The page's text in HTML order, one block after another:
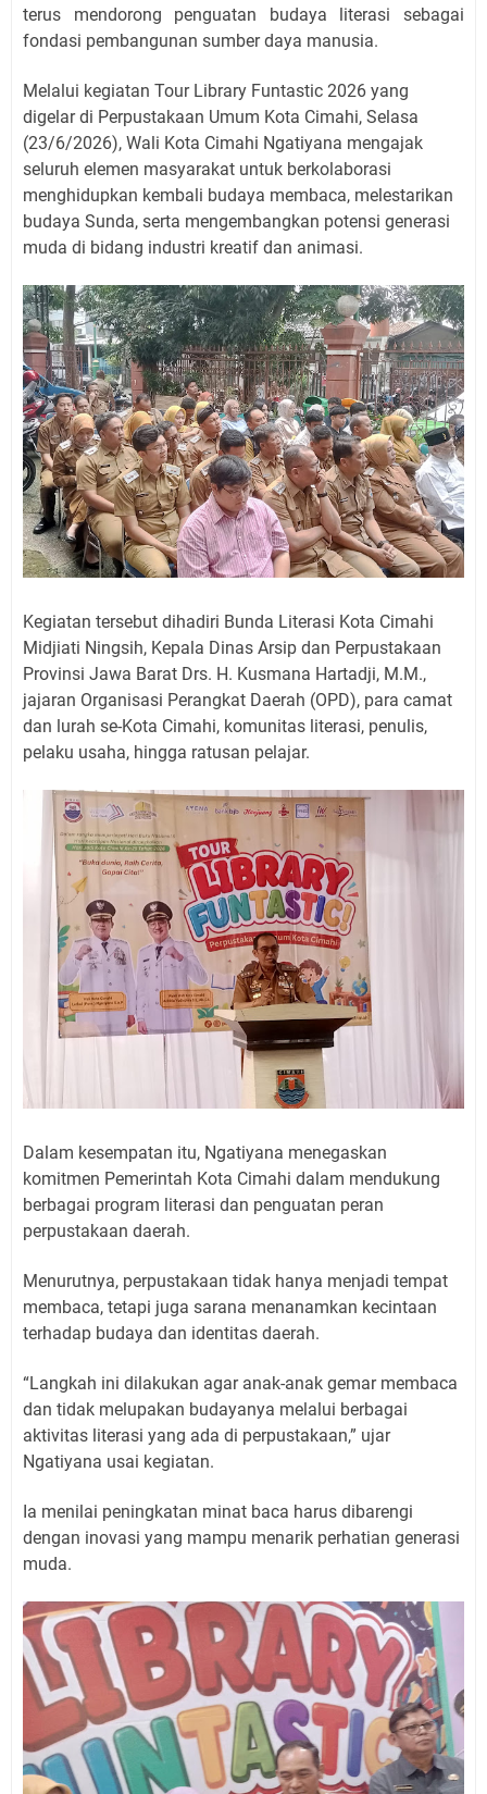
terus mendorong penguatan budaya literasi sebagai
fondasi pembangunan sumber daya manusia.
Melalui kegiatan Tour Library Funtastic 2026 yang
digelar di Perpustakaan Umum Kota Cimahi, Selasa
(23/6/2026), Wali Kota Cimahi Ngatiyana mengajak
seluruh elemen masyarakat untuk berkolaborasi
menghidupkan kembali budaya membaca, melestarikan
budaya Sunda, serta mengembangkan potensi generasi
muda di bidang industri kreatif dan animasi.
Kegiatan tersebut dihadiri Bunda Literasi Kota Cimahi
Midjiati Ningsih, Kepala Dinas Arsip dan Perpustakaan
Provinsi Jawa Barat Drs. H. Kusmana Hartadji, M.M.,
jajaran Organisasi Perangkat Daerah (OPD), para camat
dan lurah se-Kota Cimahi, komunitas literasi, penulis,
pelaku usaha, hingga ratusan pelajar.
Dalam kesempatan itu, Ngatiyana menegaskan
komitmen Pemerintah Kota Cimahi dalam mendukung
berbagai program literasi dan penguatan peran
perpustakaan daerah.
Menurutnya, perpustakaan tidak hanya menjadi tempat
membaca, tetapi juga sarana menanamkan kecintaan
terhadap budaya dan identitas daerah.
“Langkah ini dilakukan agar anak-anak gemar membaca
dan tidak melupakan budayanya melalui berbagai
aktivitas literasi yang ada di perpustakaan,” ujar
Ngatiyana usai kegiatan.
Ia menilai peningkatan minat baca harus dibarengi
dengan inovasi yang mampu menarik perhatian generasi
muda.